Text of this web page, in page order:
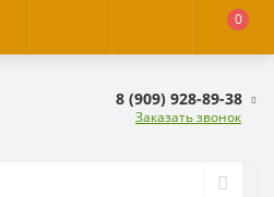
0
8 (909) 928-89-38
Заказать звонок